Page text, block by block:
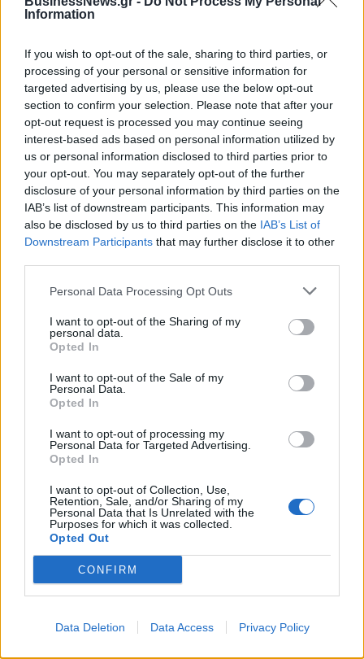
Information
If you wish to opt-out of the sale, sharing to third parties, or
processing of your personal or sensitive information for
targeted advertising by us, please use the below opt-out
section to confirm your selection. Please note that after your
opt-out request is processed you may continue seeing
interest-based ads based on personal information utilized by
us or personal information disclosed to third parties prior to
your opt-out. You may separately opt-out of the further
disclosure of your personal information by third parties on the
IAB’s list of downstream participants. This information may
also be disclosed by us to third parties on the IAB’s List of
Downstream Participants that may further disclose it to other
Personal Data Processing Opt Outs
I want to opt-out of the Sharing of my
personal data.
Opted In
I want to opt-out of the Sale of my
Personal Data.
Opted In
I want to opt-out of processing my
Personal Data for Targeted Advertising.
Opted In
I want to opt-out of Collection, Use,
Retention, Sale, and/or Sharing of my
Personal Data that Is Unrelated with the
Purposes for which it was collected.
Opted Out
CONFIRM
Data Deletion Data Access Privacy Policy
ΔΗΜΟΦΙΛΗ
Χρηματιστήριο: Πτώση κατά 0,59%, στα 320,42
εκατ. ευρώ ο τζίρος
06/08/2026 - 18:10 ΟΙΚΟΝΟΜΙΑ
ΟΠΕΚΑ: Αύριο η δεύτερη πληρωμή των δικαιούχων
του Λογαριασμού Αγροτικής Εστίας
06/08/2026 - 17:40 ΟΙΚΟΝΟΜΙΑ
Έρευνα ΕΟΤ: Η Ελλάδα στις κορυφαίες επιλογές
Κρήτη, Πελοπόννησο, Εύβοια και νησιά του Αιγαίου
07/08/2026 - 08:30
Πειραιάς: Κορυφώνεται η έξοδος των αδειούχων
του Αυγούστου
DIRECTION BUSINESS NETWORK
Μπάλο και τον δίνει δανεικό στη